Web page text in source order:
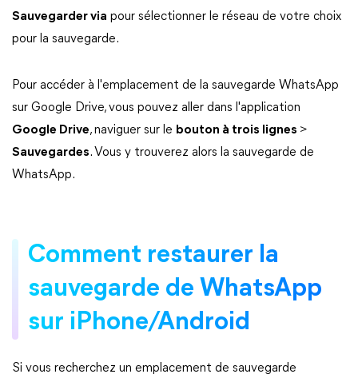
Sauvegarder via pour sélectionner le réseau de votre choix
pour la sauvegarde.
Pour accéder à l'emplacement de la sauvegarde WhatsApp
sur Google Drive, vous pouvez aller dans l'application
Google Drive, naviguer sur le bouton à trois lignes >
Sauvegardes. Vous y trouverez alors la sauvegarde de
WhatsApp.
Comment restaurer la
sauvegarde de WhatsApp
sur iPhone/Android
Si vous recherchez un emplacement de sauvegarde